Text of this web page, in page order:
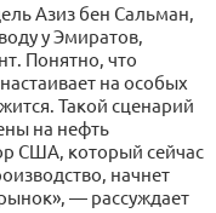
Азиз бен Сальман,
у Эмиратов,
Понятно, что
на особых
Такой сценарий
на нефть
США, который сейчас
начнет
— рассуждает